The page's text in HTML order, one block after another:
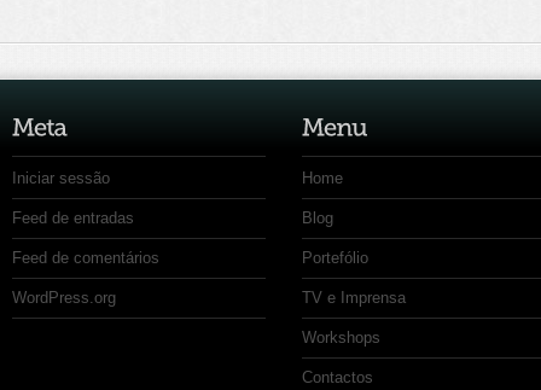
Iniciar sessão
Feed de entradas
Feed de comentários
WordPress.org
Home
Blog
Portefólio
TV e Imprensa
Workshops
Contactos